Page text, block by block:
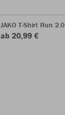
JAKO T-Shirt Run 2.0
ab 20,99 €